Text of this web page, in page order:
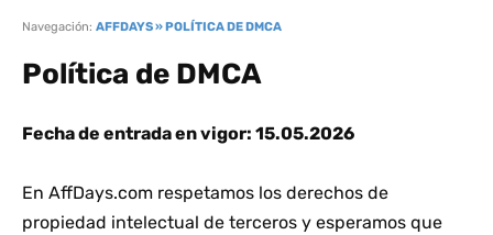
Navegación: AFFDAYS» POLÍTICA DE DMCA
Política de DMCA
Fecha de entrada en vigor: 15.05.2026
En AffDays.com respetamos los derechos de
propiedad intelectual de terceros y esperamos que